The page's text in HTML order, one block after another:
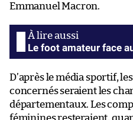
Emmanuel Macron.
Le foot amateur face
D’après le média sportif,
concernés seraient les
départementaux. Les
féminines resteraient,